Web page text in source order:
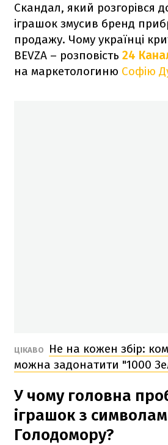
Скандал, який розгорівся
іграшок змусив бренд
продажу. Чому українці
BEVZA – розповість 24
на маркетологиню Софію
ЦІКАВО
Не на кожен збір:
можна задонатити "1000
У чому головна
іграшок з
Голодомору?